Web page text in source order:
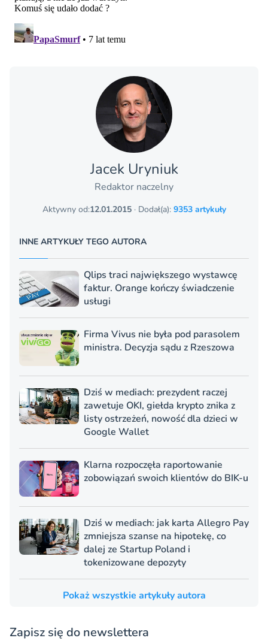
Jacek Uryniuk
Redaktor naczelny
Aktywny od:12.01.2015· Dodał(a): 9353 artykuły
INNE ARTYKUŁY TEGO AUTORA
Qlips traci największego wystawcę
faktur. Orange kończy świadczenie
usługi
Firma Vivus nie była pod parasolem
ministra. Decyzja sądu z Rzeszowa
Dziś w mediach: prezydent raczej
zawetuje OKI, giełda krypto znika z
listy ostrzeżeń, nowość dla dzieci w
Google Wallet
Klarna rozpoczęła raportowanie
zobowiązań swoich klientów do BIK-u
Dziś w mediach: jak karta Allegro Pay
zmniejsza szanse na hipotekę, co
dalej ze Startup Poland i
tokenizowane depozyty
Pokaż wszystkie artykuły autora
Zapisz się do newslettera